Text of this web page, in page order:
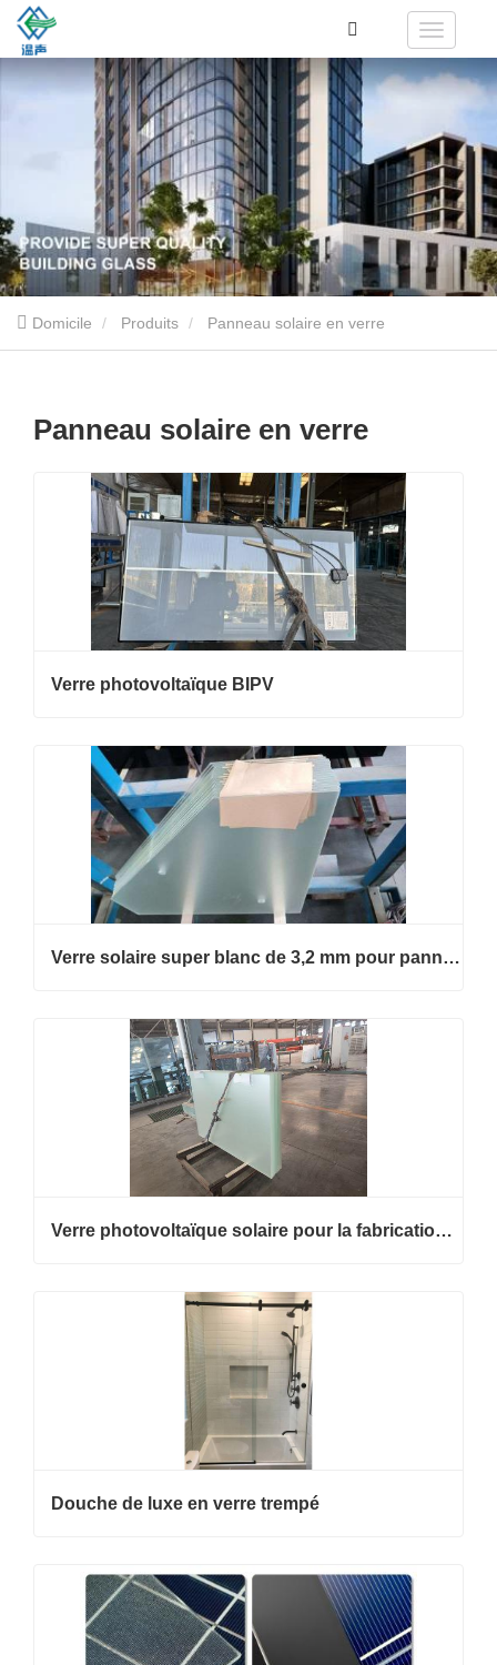
Domicile Produits Panneau solaire en verre
Panneau solaire en verre
Verre photovoltaïque BIPV
Verre solaire super blanc de 3,2 mm pour panneau photovoltaïque
Verre photovoltaïque solaire pour la fabrication de modules PV et les projets BIPV
Douche de luxe en verre trempé